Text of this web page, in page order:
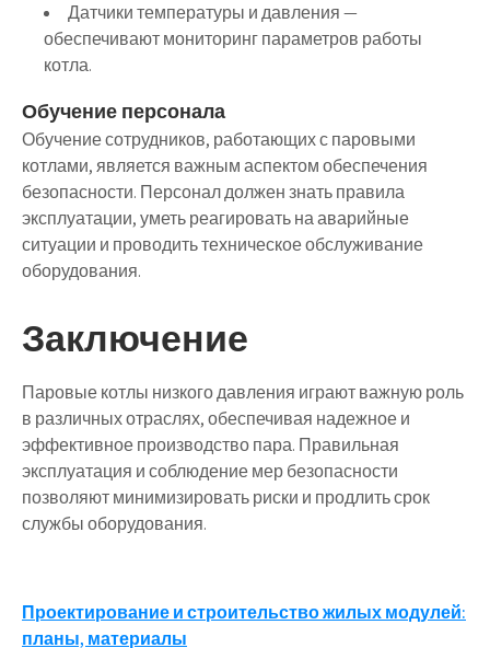
Датчики температуры и давления—
обеспечивают мониторинг параметров работы
котла.
Обучение персонала
Обучение сотрудников, работающих с паровыми
котлами, является важным аспектом обеспечения
безопасности. Персонал должен знать правила
эксплуатации, уметь реагировать на аварийные
ситуации и проводить техническое обслуживание
оборудования.
Заключение
Паровые котлы низкого давления играют важную роль
в различных отраслях, обеспечивая надежное и
эффективное производство пара. Правильная
эксплуатация и соблюдение мер безопасности
позволяют минимизировать риски и продлить срок
службы оборудования.
Навигация
Проектирование и строительство жилых модулей:
планы, материалы